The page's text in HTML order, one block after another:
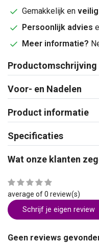
Gemakkelijk en
Persoonlijk advies
Meer informatie?
Productomschrijving
Voor- en Nadelen
Product informatie
Specificaties
Wat onze klanten
average of 0 review(s)
Schrijf je eigen review
Geen reviews